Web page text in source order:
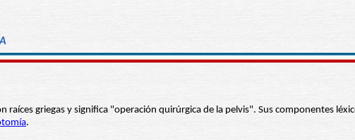
raíces griegas y significa "operación quirúrgica de la pelvis". Sus componentes
.